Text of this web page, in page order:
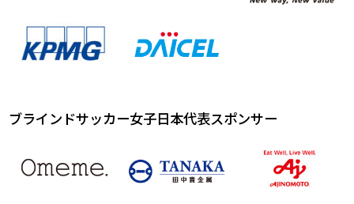
ブラインドサッカー女子日本代表スポンサー